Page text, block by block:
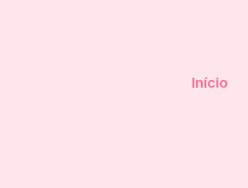
Início